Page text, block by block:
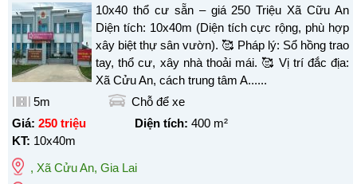
10x40 thổ cư sẵn – giá 250 Triệu Xã Cữu An
Diện tích: 10x40m (Diện tích cực rộng, phù hợp
xây biệt thự sân vườn). 🥰 Pháp lý: Sổ hồng trao
tay, thổ cư, xây nhà thoải mái. 🥰 Vị trí đắc địa:
Xã Cửu An, cách trung tâm A......
5m
Chỗ để xe
Giá: 250 triệu Diện tích: 400 m²
KT: 10x40m
, Xã Cửu An, Gia Lai